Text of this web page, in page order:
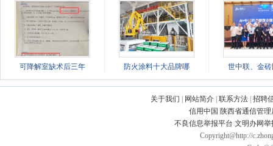
可降解室缺术后三年 防火涂料十大品牌哪 世中联、金
关于我们 | 网站简介 | 联系方法 | 招聘
信用中国 陕西省通信管理
不良信息举报平台 文明办网
Copyright@http://